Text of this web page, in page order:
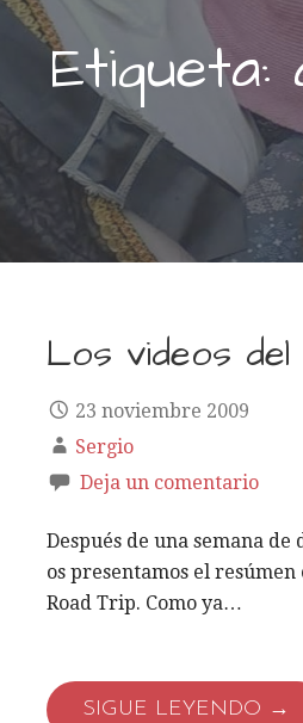
Etiqueta:
Los videos
23 noviembre 2009
Sergio
Deja un comentario
Después de una semana
os presentamos el
Road Trip. Como ya…
SIGUE LEYENDO →